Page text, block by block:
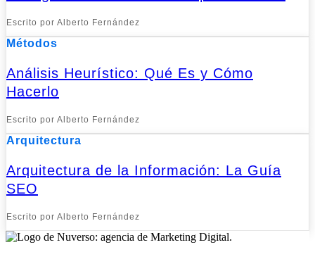
Escrito por Alberto Fernández
Métodos
Análisis Heurístico: Qué Es y Cómo
Hacerlo
Escrito por Alberto Fernández
Arquitectura
Arquitectura de la Información: La Guía
SEO
Escrito por Alberto Fernández